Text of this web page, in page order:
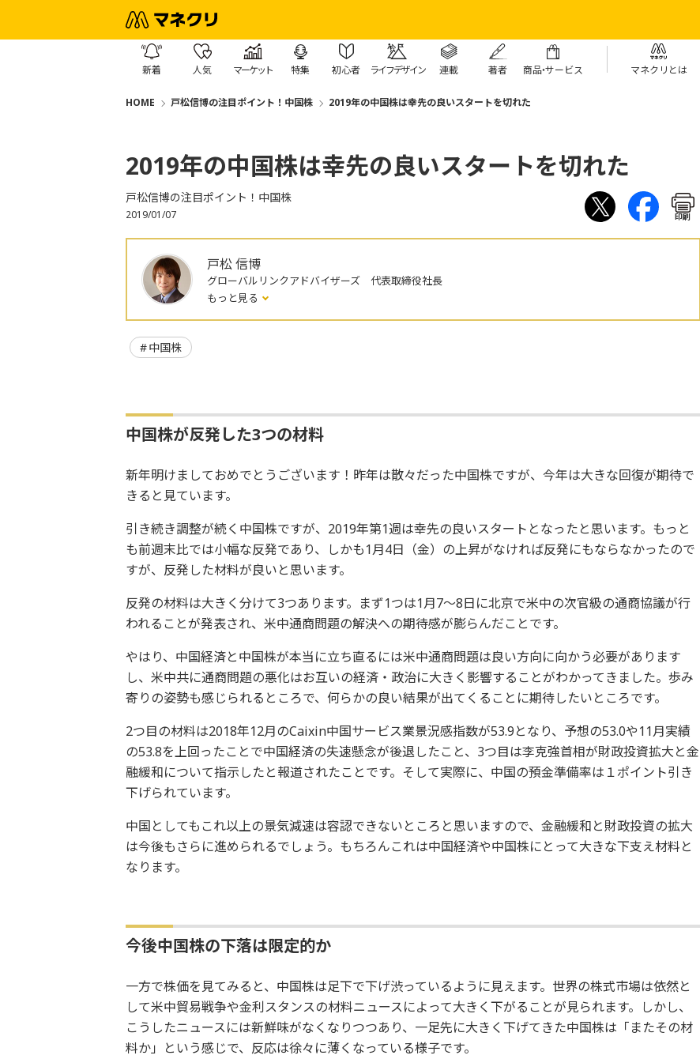
新着 人気 マーケット 特集 初心者 ライフデザイン 連載 著者 商品・サービス マネクリとは
HOME 戸松信博の注目ポイント！中国株 2019年の中国株は幸先の良いスタートを切れた
2019年の中国株は幸先の良いスタートを切れた
戸松信博の注目ポイント！中国株
2019/01/07 印刷
戸松 信博
グローバルリンクアドバイザーズ 代表取締役社長
もっと見る
中国株
中国株が反発した3つの材料
新年明けましておめでとうございます！昨年は散々だった中国株ですが、今年は大きな回復が期待で
きると見ています。
引き続き調整が続く中国株ですが、2019年第1週は幸先の良いスタートとなったと思います。もっと
も前週末比では小幅な反発であり、しかも1月4日（金）の上昇がなければ反発にもならなかったので
すが、反発した材料が良いと思います。
反発の材料は大きく分けて3つあります。まず1つは1月7～8日に北京で米中の次官級の通商協議が行
われることが発表され、米中通商問題の解決への期待感が膨らんだことです。
やはり、中国経済と中国株が本当に立ち直るには米中通商問題は良い方向に向かう必要があります
し、米中共に通商問題の悪化はお互いの経済・政治に大きく影響することがわかってきました。歩み
寄りの姿勢も感じられるところで、何らかの良い結果が出てくることに期待したいところです。
2つ目の材料は2018年12月のCaixin中国サービス業景況感指数が53.9となり、予想の53.0や11月実績
の53.8を上回ったことで中国経済の失速懸念が後退したこと、3つ目は李克強首相が財政投資拡大と金
融緩和について指示したと報道されたことです。そして実際に、中国の預金準備率は１ポイント引き
下げられています。
中国としてもこれ以上の景気減速は容認できないところと思いますので、金融緩和と財政投資の拡大
は今後もさらに進められるでしょう。もちろんこれは中国経済や中国株にとって大きな下支え材料と
なります。
今後中国株の下落は限定的か
一方で株価を見てみると、中国株は足下で下げ渋っているように見えます。世界の株式市場は依然と
して米中貿易戦争や金利スタンスの材料ニュースによって大きく下がることが見られます。しかし、
こうしたニュースには新鮮味がなくなりつつあり、一足先に大きく下げてきた中国株は「またその材
料か」という感じで、反応は徐々に薄くなっている様子です。